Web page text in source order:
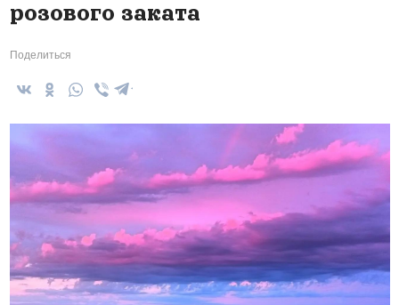
розового заката
Поделиться